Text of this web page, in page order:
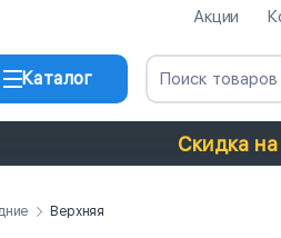
Акции
Каталог
Скидка
Верхняя